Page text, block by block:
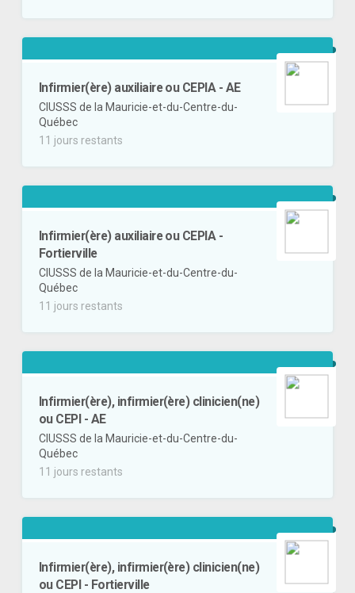
Infirmier(ère) auxiliaire ou CEPIA - AE
CIUSSS de la Mauricie-et-du-Centre-du-
Québec
11 jours restants
Infirmier(ère) auxiliaire ou CEPIA -
Fortierville
CIUSSS de la Mauricie-et-du-Centre-du-
Québec
11 jours restants
Infirmier(ère), infirmier(ère) clinicien(ne)
ou CEPI - AE
CIUSSS de la Mauricie-et-du-Centre-du-
Québec
11 jours restants
Infirmier(ère), infirmier(ère) clinicien(ne)
ou CEPI - Fortierville